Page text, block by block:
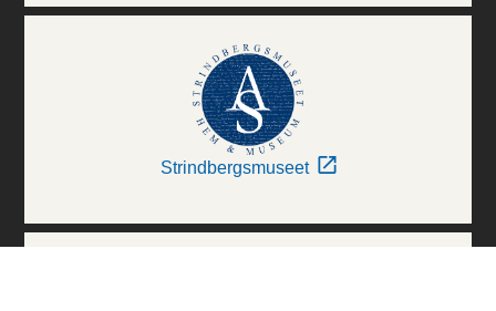
Strindbergsmuseet